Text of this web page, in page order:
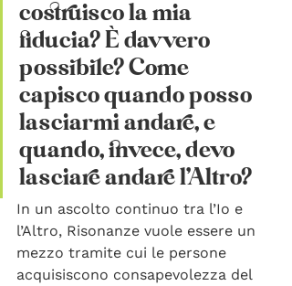
costruisco la mia
fiducia? È davvero
possibile? Come
capisco quando posso
lasciarmi andare, e
quando, invece, devo
lasciare andare l’Altro?
In un ascolto continuo tra l’Io e
l’Altro, Risonanze vuole essere un
mezzo tramite cui le persone
acquisiscono consapevolezza del